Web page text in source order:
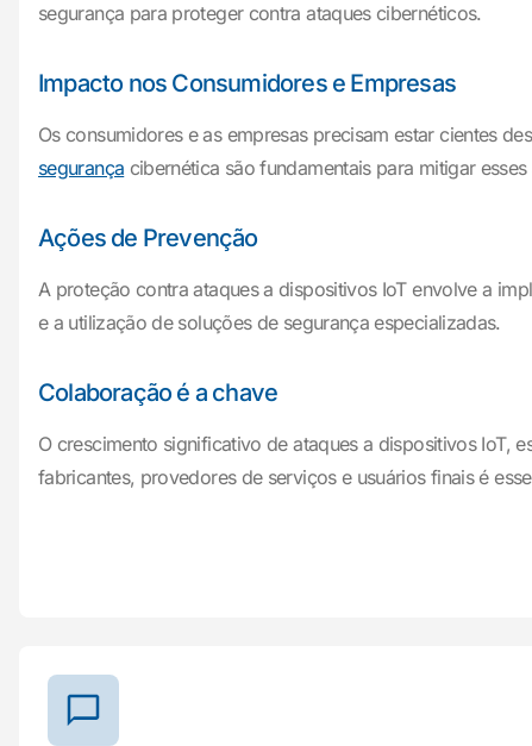
segurança para proteger contra ataques cibernéticos.
Impacto nos Consumidores e Empresas
Os consumidores e as empresas precisam estar cientes
segurança cibernética são fundamentais para mitigar esses
Ações de Prevenção
A proteção contra ataques a dispositivos IoT envolve a
e a utilização de soluções de segurança especializadas.
Colaboração é a chave
O crescimento significativo de ataques a dispositivos IoT,
fabricantes, provedores de serviços e usuários finais é